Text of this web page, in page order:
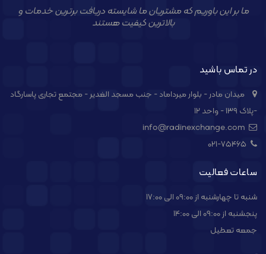
ما بر این باوریم که مشتریان ما شایسته دریافت برترین خدمات و
بالاترین کیفیت هستند
در تماس باشید
میدان مادر - بلوار میرداماد - جنب مسجد الغدیر - مجتمع تجاری پاسارگاد
-پلاک ۱۳۹ - واحد ۱۲
021-۷۵۴۶۵
ساعات فعالیت
شنبه تا چهارشنبه از 09:00 الی 17:00
پنجشنبه از 09:00 الی 14:00
جمعه تعطیل